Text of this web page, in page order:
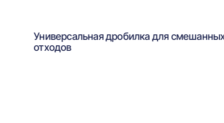
Универсальная дробилка для
отходов